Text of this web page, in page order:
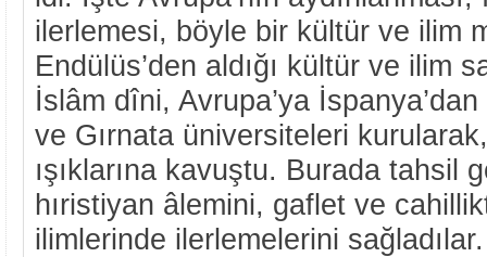
ilerlemesi, böyle bir kültür ve ilim
Endülüs’den aldığı kültür ve ilim
İslâm dîni, Avrupa’ya
ve Gırnata üniversiteleri
ışıklarına kavuştu. Burada tahsil
hıristiyan âlemini, gaflet ve
ilimlerinde ilerlemelerini sağladılar.